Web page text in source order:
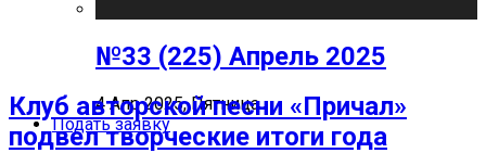
№33 (225) Апрель 2025
4 Апр 2025, Пятница
Подать заявку
Клуб авторской песни «Причал»
подвел творческие итоги года